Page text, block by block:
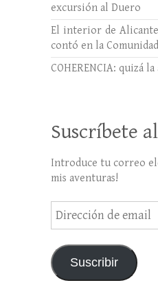
excursión al Duero
El interior de
contó en la
COHERENCIA: quizá
Suscríbete
Introduce tu correo
mis aventuras!
Dirección
de
Suscribir